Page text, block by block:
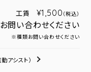
工賃 ¥1,500 （税込）
お問い合わせください
※種類お問い合わせください
動アシスト）